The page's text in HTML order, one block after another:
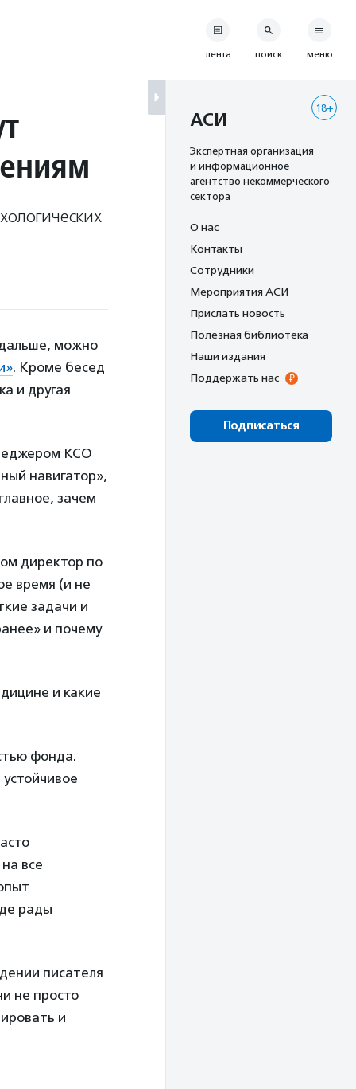
дальше, можно
. Кроме бесед
и другая
КСО
навигатор»,
зачем
директор по
время (и не
задачи и
и почему
и какие
фонда.
все
рады
писателя
не просто
и
лента поиск меню
18+
АСИ
Экспертная организация
и информационное
агентство некоммерческого
сектора
О нас
Контакты
Сотрудники
Мероприятия АСИ
Прислать новость
Полезная библиотека
Наши издания
Поддержать нас
Подписаться